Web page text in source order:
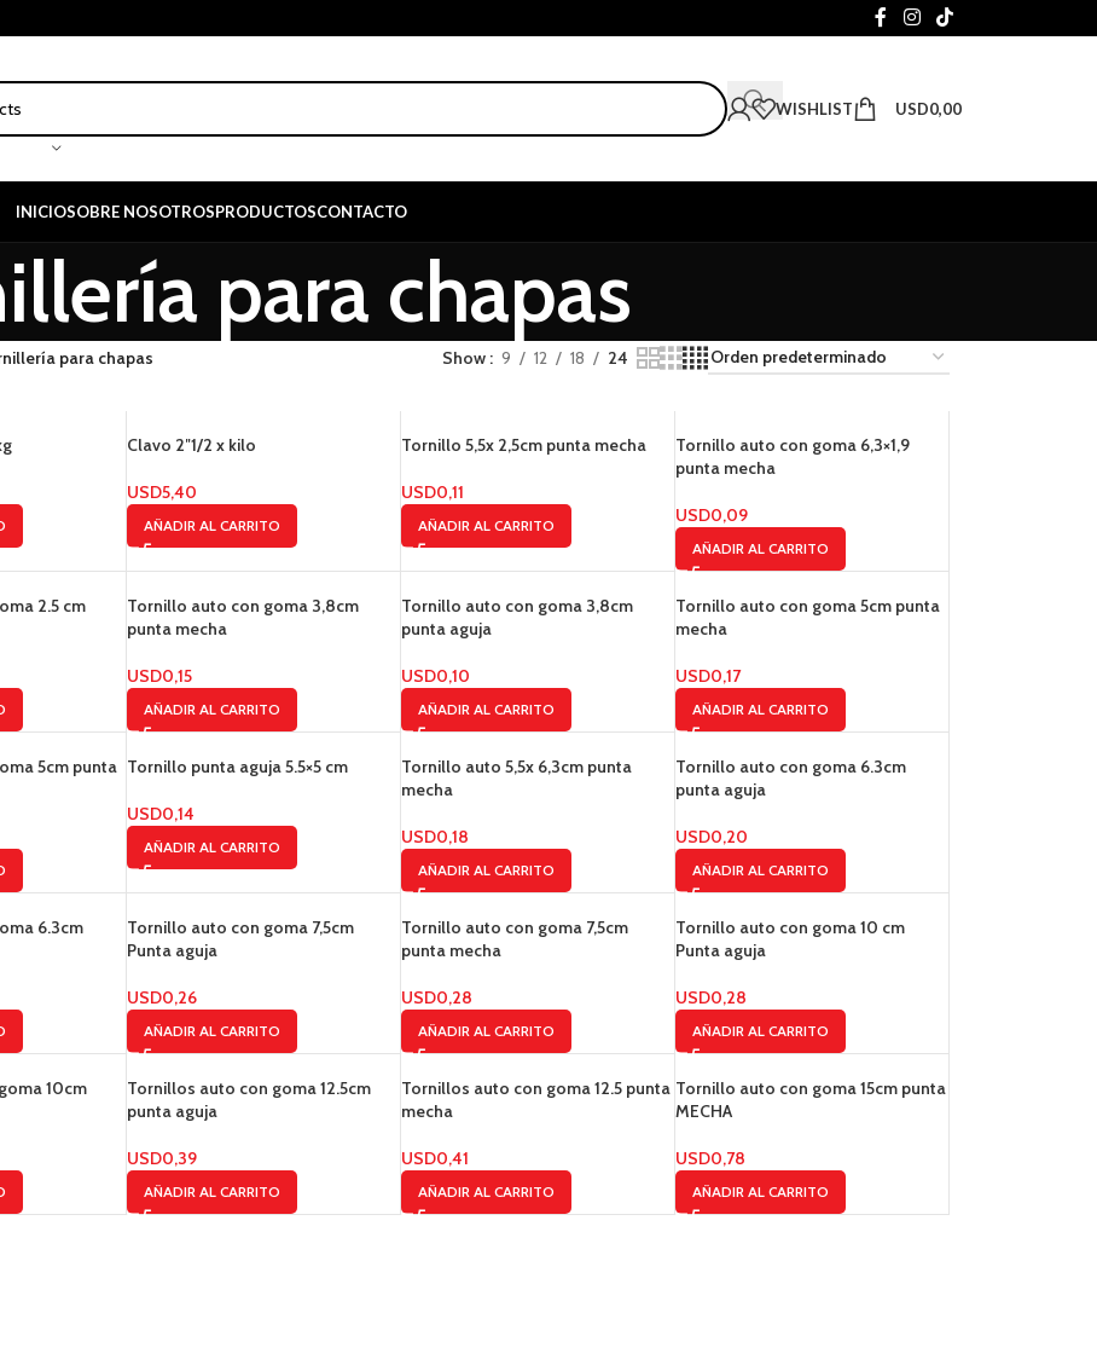
WISHLIST USD0,00
INICIOSOBRE NOSOTROSPRODUCTOSCONTACTO
para chapas
para chapas Show 9 12 18 24
Clavo 2″1/2 x kilo
USD5,40
AÑADIR AL CARRITO
Tornillo 5,5x 2,5cm punta mecha
USD0,11
AÑADIR AL CARRITO
Tornillo auto con goma 6,3×1,9
punta mecha
USD0,09
AÑADIR AL CARRITO
2.5 cm
Tornillo auto con goma 3,8cm
punta mecha
USD0,15
AÑADIR AL CARRITO
Tornillo auto con goma 3,8cm
punta aguja
USD0,10
AÑADIR AL CARRITO
Tornillo auto con goma 5cm punta
mecha
USD0,17
AÑADIR AL CARRITO
5cm punta Tornillo punta aguja 5.5×5 cm
USD0,14
AÑADIR AL CARRITO
Tornillo auto 5,5x 6,3cm punta
mecha
USD0,18
AÑADIR AL CARRITO
Tornillo auto con goma 6.3cm
punta aguja
USD0,20
AÑADIR AL CARRITO
6.3cm
Tornillo auto con goma 7,5cm
Punta aguja
USD0,26
AÑADIR AL CARRITO
Tornillo auto con goma 7,5cm
punta mecha
USD0,28
AÑADIR AL CARRITO
Tornillo auto con goma 10 cm
Punta aguja
USD0,28
AÑADIR AL CARRITO
10cm
Tornillos auto con goma 12.5cm
punta aguja
USD0,39
AÑADIR AL CARRITO
Tornillos auto con goma 12.5 punta
mecha
USD0,41
AÑADIR AL CARRITO
Tornillo auto con goma 15cm punta
MECHA
USD0,78
AÑADIR AL CARRITO